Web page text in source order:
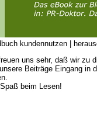
kundennutzen |
uns sehr, daß wir zu
Beiträge Eingang in
beim Lesen!